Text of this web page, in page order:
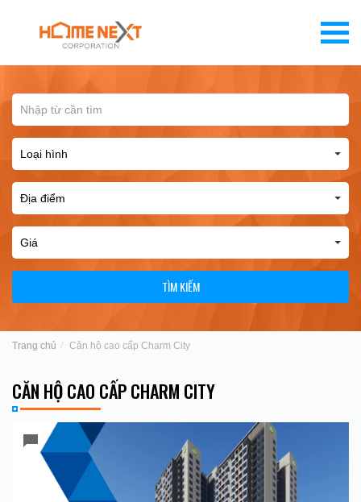
TÌM KIẾM
Trang chủ Căn hộ cao cấp Charm City
CĂN HỘ CAO CẤP CHARM CITY